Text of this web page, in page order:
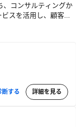
、コンサルティングか
スを活用し、顧客に
断する 詳細を見る